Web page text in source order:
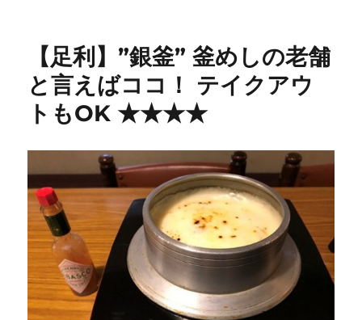
明
老
な
ぎ
店
”魚
政”
出
前・
テ
イ
【足利】”銀釜” 釜めしの老舗
と言えばココ！ テイクアウ
トもOK ★★★★